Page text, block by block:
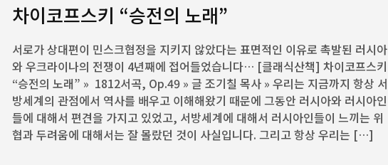
차이코프스키 “승전의 노래”
서로가 상대편이 민스크협정을 지키지 않았다는 표면적인 이유로 촉발된 러시아
와 우크라이나의 전쟁이 4년째에 접어들었습니다… [클래식산책] 차이코프스키
“승전의 노래” » 1812서곡, Op.49 » 글 조기칠 목사 » 우리는 지금까지 항상 서
방세계의 관점에서 역사를 배우고 이해해왔기 때문에 그동안 러시아와 러시아인
들에 대해서 편견을 가지고 있었고, 서방세계에 대해서 러시아인들이 느끼는 위
협과 두려움에 대해서는 잘 몰랐던 것이 사실입니다. 그리고 항상 우리는 […]